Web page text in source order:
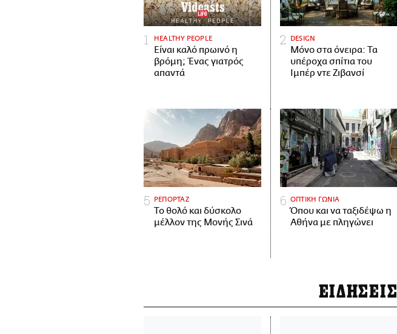
HEALTHY PEOPLE
Είναι καλό πρωινό η
βρόμη; Ένας γιατρός
απαντά
DESIGN
Μόνο στα όνειρα: Τα
υπέροχα σπίτια του
Ιμπέρ ντε Ζιβανσί
ΡΕΠΟΡΤΑΖ
Το θολό και δύσκολο
μέλλον της Μονής Σινά
ΟΠΤΙΚΗ ΓΩΝΙΑ
Όπου και να ταξιδέψω η
Αθήνα με πληγώνει
ΕΙΔΗΣΕΙΣ